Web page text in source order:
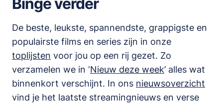
De beste, leukste, spannendste, grappigste en
populairste films en series zijn in onze
toplijsten voor jou op een rij gezet. Zo
verzamelen we in ‘Nieuw deze week’ alles wat
binnenkort verschijnt. In ons nieuwsoverzicht
vind je het laatste streamingnieuws en verse